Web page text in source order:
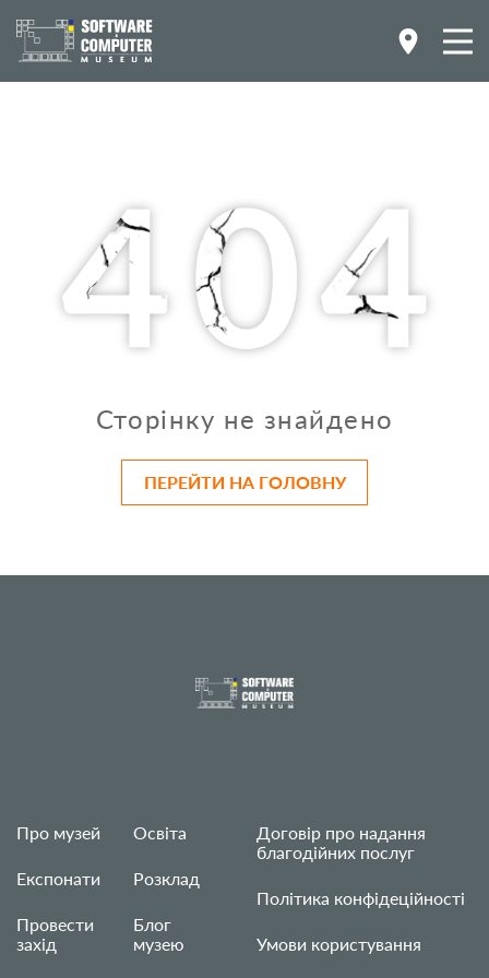
Сторінку не знайдено
ПЕРЕЙТИ НА ГОЛОВНУ
Про музей
Експонати
Провести
захід
Освіта
Розклад
Блог
музею
Договір про надання
благодійних послуг
Політика конфідеційності
Умови користування